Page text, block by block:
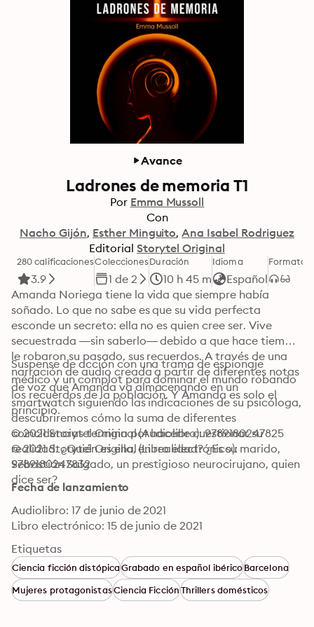
Avance
Ladrones de memoria T1
Por Emma Mussoll
Con
Nacho Gijón Esther Minguito Ana Isabel Rodriguez
Editorial Storytel Original
280 calificaciones
3.9
Colecciones
1 de 2
Duración
10 h 45 m
Idioma
Español
Formato
Amanda Noriega tiene la vida que siempre había
soñado. Lo que no sabe es que su vida perfecta
esconde un secreto: ella no es quien cree ser. Vive
secuestrada —sin saberlo— debido a que hace tiempo
le robaron su pasado, sus recuerdos. A través de una
narración de audio creada a partir de diferentes notas
de voz que Amanda va almacenando en un
smartwatch siguiendo las indicaciones de su psicóloga,
descubriremos cómo la suma de diferentes
coincidencias termina por hacerle cuestionar su
realidad. ¿Quién es ella, en realidad? ¿Es su marido,
Sebastián Salgado, un prestigioso neurocirujano, quien
dice ser?
Suspense de acción con una trama de espionaje
médico y un complot para dominar el mundo robando
los recuerdos de la población. Y Amanda es solo el
principio.
© 2021 Storytel Original (Audiolibro): 9789180247825
© 2021 Storytel Original (Libro electrónico):
9789180247832
Fecha de lanzamiento
Audiolibro: 17 de junio de 2021
Libro electrónico: 15 de junio de 2021
Etiquetas
Ciencia ficción distópicaGrabado en español ibéricoBarcelona
Mujeres protagonistasCiencia FicciónThrillers domésticos